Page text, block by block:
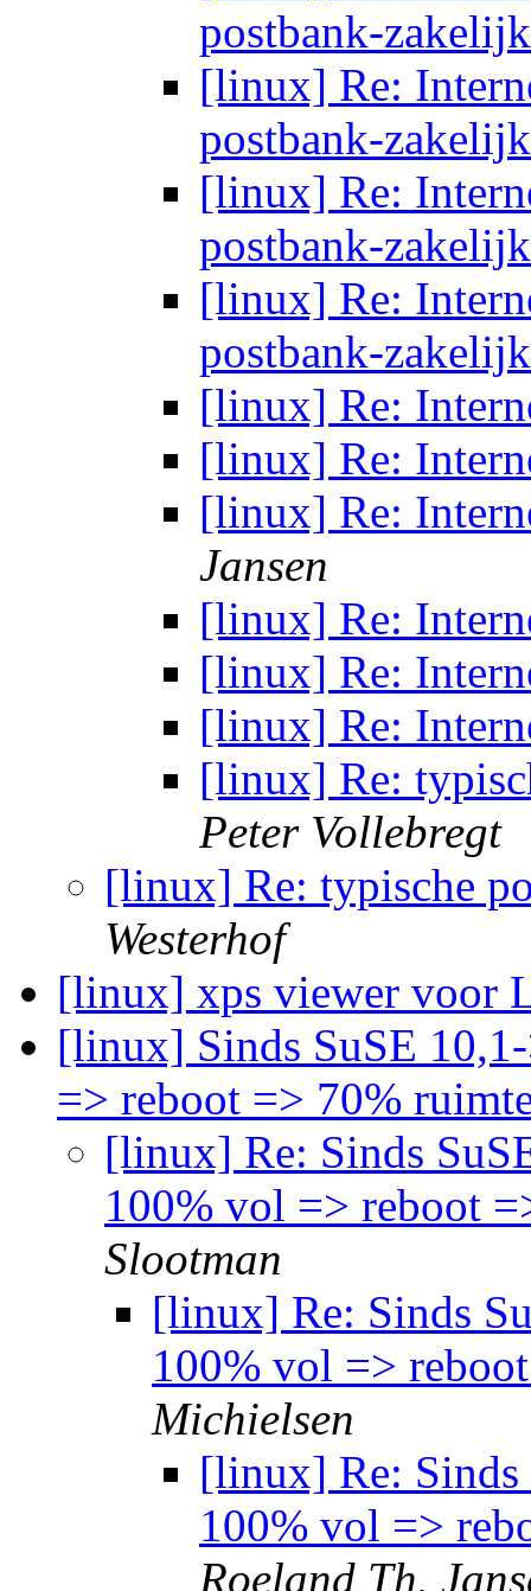
postbank-
[linux] Re:
postbank-
[linux] Re:
postbank-
[linux] Re:
postbank-
[linux] Re:
[linux] Re:
[linux] Re:
Jansen
[linux] Re:
[linux] Re:
[linux] Re:
[linux] Re:
Peter Vollebregt
[linux] Re: typische
Westerhof
[linux] xps viewer voor
[linux] Sinds SuSE
=> reboot => 70%
[linux] Re: Sinds
100% vol => reboot
Slootman
[linux] Re: Sinds
100% vol =>
Michielsen
[linux] Re: Sinds
100% vol =>
Roeland Th.